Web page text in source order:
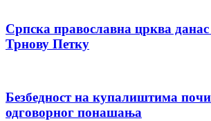
Српска православна црква
Трнову Петку
Безбедност на купалиштима
одговорног понашања